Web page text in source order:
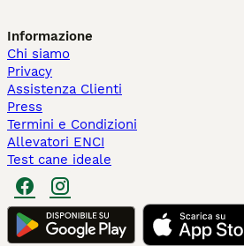
Informazione
Chi siamo
Privacy
Assistenza Clienti
Press
Termini e Condizioni
Allevatori ENCI
Test cane ideale